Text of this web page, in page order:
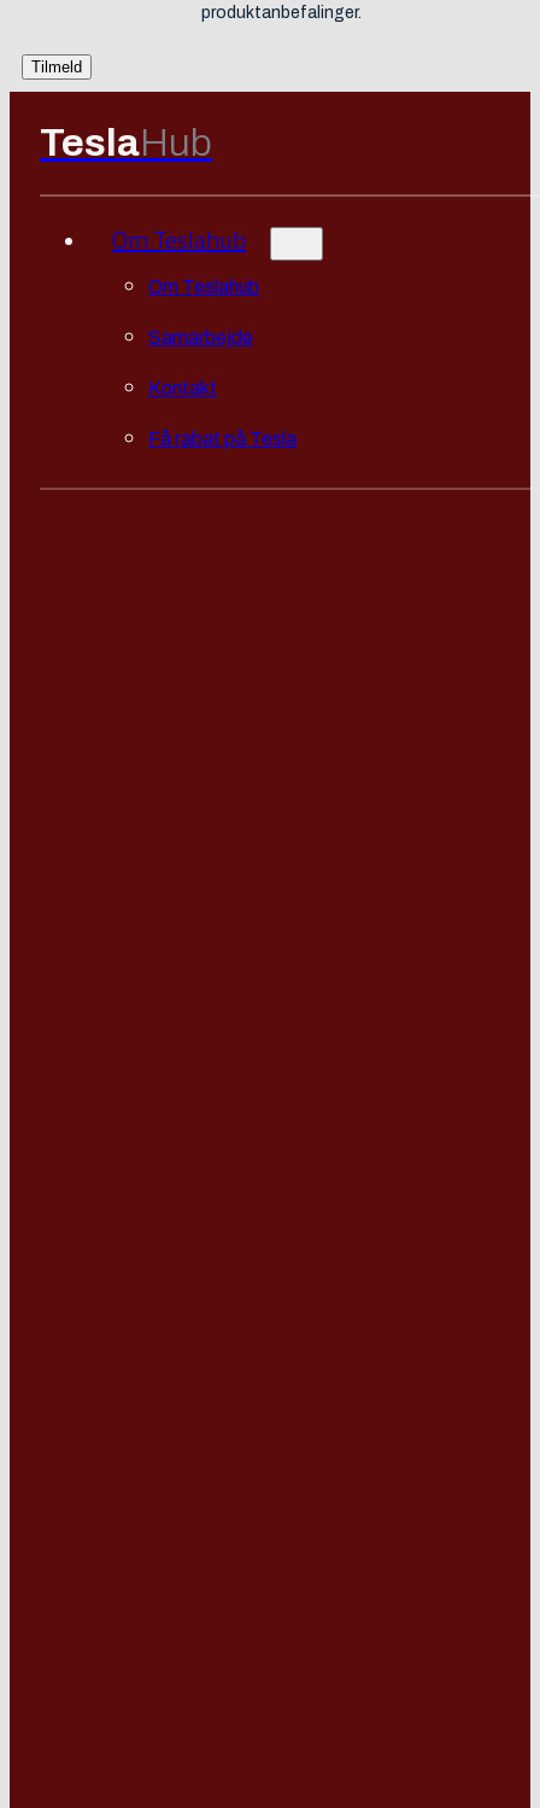
produktanbefalinger.
TeslaHub
Om Teslahub
Om Teslahub
Samarbejde
Kontakt
Få rabat på Tesla